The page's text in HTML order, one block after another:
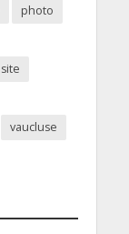
photo
site
vaucluse